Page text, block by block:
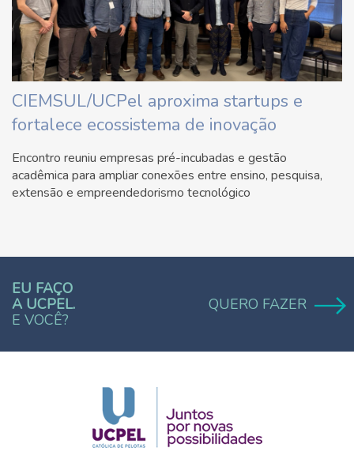
CIEMSUL/UCPel aproxima startups e
fortalece ecossistema de inovação
Encontro reuniu empresas pré-incubadas e gestão
acadêmica para ampliar conexões entre ensino, pesquisa,
extensão e empreendedorismo tecnológico
EU FAÇO
A UCPEL.
E VOCÊ?
QUERO FAZER